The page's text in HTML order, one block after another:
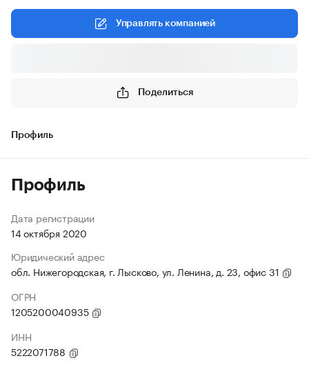
Управлять компанией
Поделиться
Профиль
Профиль
Дата регистрации
14 октября 2020
Юридический адрес
обл. Нижегородская, г. Лысково, ул. Ленина, д. 23, офис 31
ОГРН
1205200040935
ИНН
5222071788